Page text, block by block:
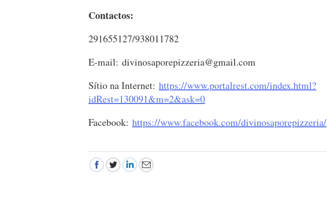
Contactos:
291655127/938011782
E-mail: divinosaporepizzeria@gmail.com
Sítio na Internet: https://www.portalrest.com/index.html?
idRest=130091&m=2&ask=0
Facebook: https://www.facebook.com/divinosaporepizzeria/